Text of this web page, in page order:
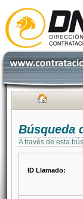
Búsqueda
A través de esta
ID Llamado: